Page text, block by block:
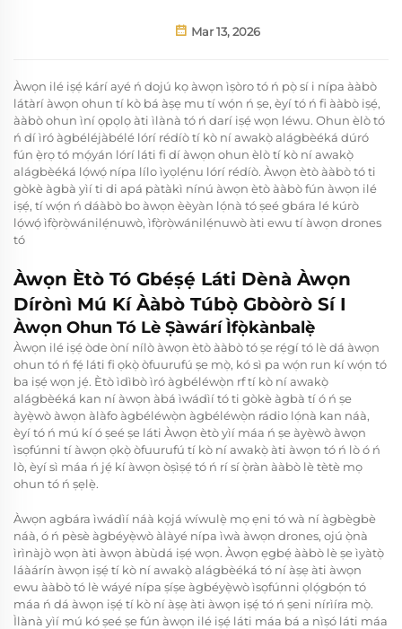
Mar 13, 2026
Àwọn ilé iṣẹ́ kárí ayé ń dojú kọ àwọn ìṣòro tó ń pọ̀ sí i nípa ààbò
látàrí àwọn ohun tí kò bá àṣẹ mu tí wọ́n ń ṣe, èyí tó ń fi ààbò iṣẹ́,
ààbò ohun ìní ọpọlọ àti ìlànà tó ń darí iṣẹ́ wọn léwu. Ohun èlò tó
ń dí ìró àgbéléjàbélé lórí rédíò tí kò ní awakọ̀ alágbèéká dúró
fún ẹ̀rọ tó mọ́yán lórí láti fi dí àwọn ohun èlò tí kò ní awakọ̀
alágbèéká lọ́wọ́ nípa lílo ìyọlẹ́nu lórí rédíò. Àwọn ètò ààbò tó ti
gòkè àgbà yìí ti di apá pàtàkì nínú àwọn ètò ààbò fún àwọn ilé
iṣẹ́, tí wọ́n ń dáàbò bo àwọn èèyàn lọ́nà tó ṣeé gbára lé kúrò
lọ́wọ́ ìfọ̀rọ̀wánilẹ́nuwò, ìfọ̀rọ̀wánilẹ́nuwò àti ewu tí àwọn drones
tó
Àwọn Ètò Tó Gbéṣẹ́ Láti Dènà Àwọn
Dírònì Mú Kí Ààbò Túbọ̀ Gbòòrò Sí I
Àwọn Ohun Tó Lè Ṣàwárí Ìfọ̀kànbalẹ̀
Àwọn ilé iṣẹ́ òde òní nílò àwọn ètò ààbò tó ṣe rẹ́gí tó lè dá àwọn
ohun tó ń fẹ́ láti fi ọkọ̀ òfuurufú ṣe mọ̀, kó sì pa wọ́n run kí wọ́n tó
ba iṣẹ́ wọn jẹ́. Ètò ìdìbò ìró àgbéléwọ̀n rf tí kò ní awakọ̀
alágbèéká kan ní àwọn àbá ìwádìí tó ti gòkè àgbà tí ó ń ṣe
àyẹ̀wò àwọn àlàfo àgbéléwọ̀n àgbéléwọ̀n rádio lọ́nà kan náà,
èyí tó ń mú kí ó ṣeé ṣe láti Àwọn ètò yìí máa ń ṣe àyẹ̀wò àwọn
ìsọfúnni tí àwọn ọkọ̀ òfuurufú tí kò ní awakọ̀ àti àwọn tó ń lò ó ń
lò, èyí sì máa ń jẹ́ kí àwọn òṣìṣẹ́ tó ń rí sí ọ̀ràn ààbò lè tètè mọ
ohun tó ń ṣẹlẹ̀.
Àwọn agbára ìwádìí náà kọjá wíwulẹ̀ mọ ẹni tó wà ní àgbègbè
náà, ó ń pèsè àgbéyẹ̀wò àlàyé nípa ìwà àwọn drones, ojú ọ̀nà
ìrìnàjò wọn àti àwọn àbùdá iṣẹ́ wọn. Àwọn ẹgbẹ́ ààbò lè ṣe ìyàtọ̀
láàárín àwọn iṣẹ́ tí kò ní awakọ̀ alágbèéká tó ní àṣẹ àti àwọn
ewu ààbò tó lè wáyé nípa ṣíṣe àgbéyẹ̀wò ìsọfúnni ọlọ́gbọ́n tó
máa ń dá àwọn iṣẹ́ tí kò ní àṣẹ àti àwọn iṣẹ́ tó ń ṣeni nírìíra mọ̀.
Ìlànà yìí mú kó ṣeé ṣe fún àwọn ilé iṣẹ́ láti máa bá a nìṣó láti máa